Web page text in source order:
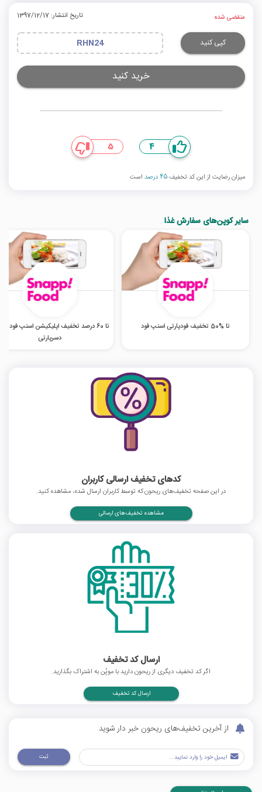
منقضی شده تاریخ انتشار: 1397/12/17
کپی کنید RHN24
خرید کنید
4
5
میزان رضایت از این کد تخفیف 45 درصد است
سایر کوپن‌های سفارش غذا
تا %50 تخفیف فودپارتی اسنپ فود
تا 60 درصد تخفیف اپلیکیشن اسنپ فود
دسرپارتی
کدهای تخفیف ارسالی کاربران
در این صفحه تخفیف‌های ریحون که توسط کاربران ارسال شده، مشاهده کنید.
مشاهده تخفیف‌های ارسالی
ارسال کد تخفیف
اگر کد تخفیف دیگری از ریحون دارید با موپُن به اشتراک بگذارید.
ارسال کد تخفیف
از آخرین تخفیف‌های ریحون خبر دار شوید
ثبت